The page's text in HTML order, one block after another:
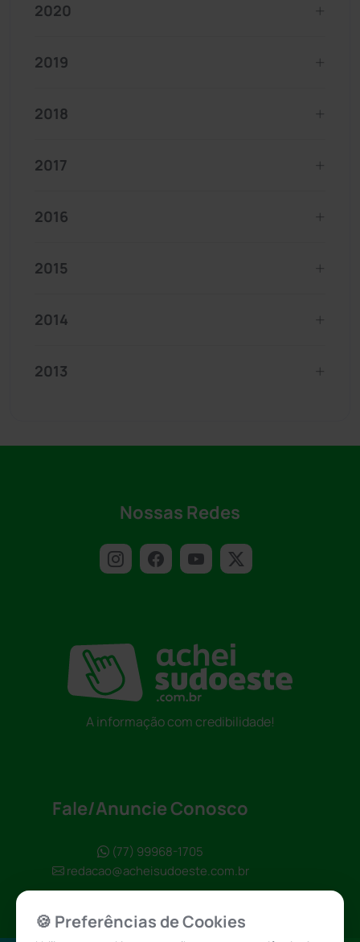
2020
2019
2018
2017
2016
2015
2014
2013
Nossas Redes
A informação com credibilidade!
Fale/Anuncie Conosco
(77) 99968-1705
redacao@acheisudoeste.com.br
🍪 Preferências de Cookies